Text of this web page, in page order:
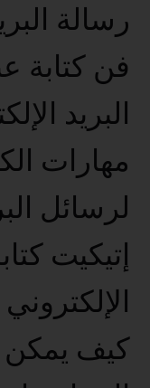
رسالة
فن كتابة
البريد
مهارات
لرسائل
إتيكيت
الإلكتروني
كيف يمكن